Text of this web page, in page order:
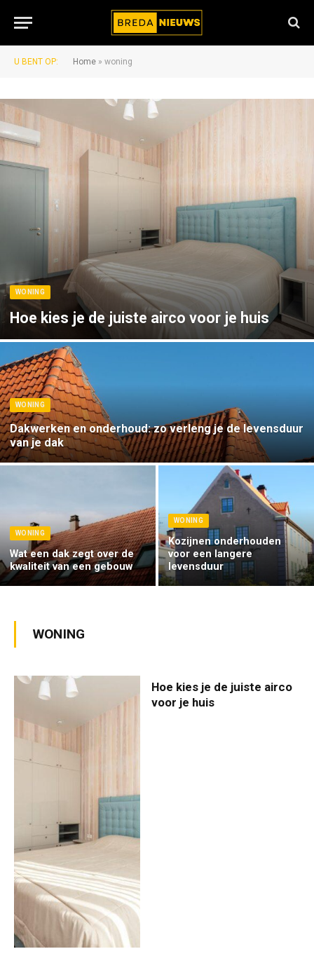
U BENT OP: Home » woning
WONING
Hoe kies je de juiste airco voor je huis
WONING
Dakwerken en onderhoud: zo verleng je de levensduur
van je dak
WONING
Wat een dak zegt over de
kwaliteit van een gebouw
WONING
Kozijnen onderhouden
voor een langere
levensduur
WONING
Hoe kies je de juiste airco
voor je huis